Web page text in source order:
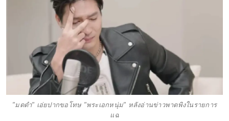
"มดดำ" เอ่ยปากขอโทษ "พระเอกหนุ่ม" หลังอ่านข่าวพาดพิงในรายการ
แฉ